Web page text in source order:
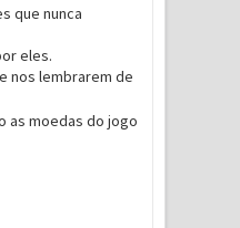
que nunca
eles.
nos lembrarem de
as moedas do jogo